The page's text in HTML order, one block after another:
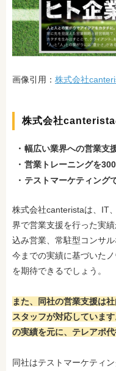
画像引用： 株式会社
株式会社canterista
幅広い業界への営業支
営業トレーニングを
テストマーケティング
株式会社canteristaは、IT
界で営業支援を行った実
込み営業 、常駐型コンサ
今までの実績に基づいた
を期待できるでしょう。
また、同社の営業支援は
スタッフが対応していま
の実績を元に、テレアポ代
同社はテストマーケティ